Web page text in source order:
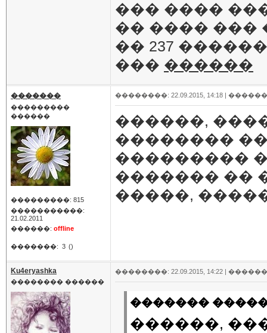
��� ����
�� ���� ���
�� 237
��� ������
�������
���������
������
���������: 815
�����������:
21.02.2011
������: offline
�������: 3 ()
��������: 22.09.2015, 14:18 |
������,
��������
���������
������� ��
�����,
Ku4eryashka
�������� ������
��������: 22.09.2015, 14:22 |
�������
������,